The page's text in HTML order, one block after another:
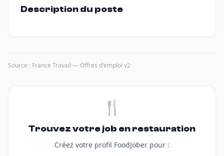
Description du poste
Source : France Travail — Offres d'emploi v2
🍴
Trouvez votre job en restauration
Créez votre profil FoodJober pour :